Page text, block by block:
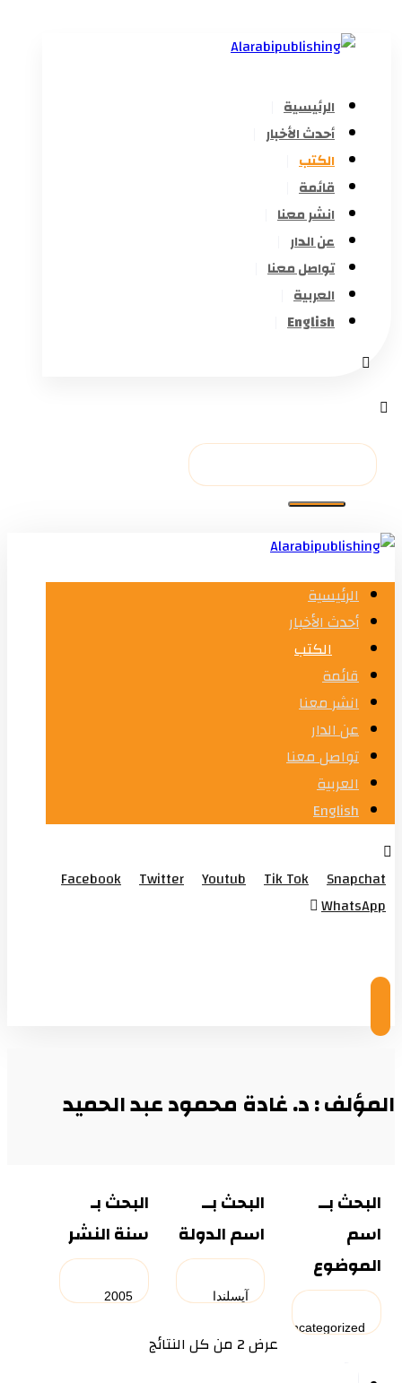
الرئيسية
أحدث الأخبار
الكتب
قائمة
انشر معنا
عن الدار
تواصل معنا
العربية
English
الرئيسية
أحدث الأخبار
الكتب
قائمة
انشر معنا
عن الدار
تواصل معنا
العربية
English
Facebook Twitter Youtub Tik Tok
Snapchat
WhatsApp
المؤلف : د. غادة محمود عبد الحميد
البحث بــ
اسم
الموضوع
البحث بــ
اسم الدولة
البحث بـ
سنة النشر
عرض ⁦2⁩ من كل النتائج
تم